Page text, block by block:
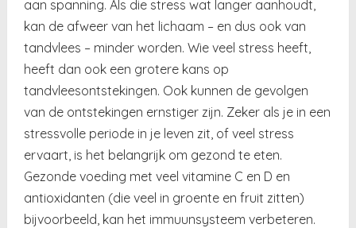
aan spanning. Als die stress wat langer aanhoudt,
kan de afweer van het lichaam – en dus ook van
tandvlees – minder worden. Wie veel stress heeft,
heeft dan ook een grotere kans op
tandvleesontstekingen. Ook kunnen de gevolgen
van de ontstekingen ernstiger zijn. Zeker als je in een
stressvolle periode in je leven zit, of veel stress
ervaart, is het belangrijk om gezond te eten.
Gezonde voeding met veel vitamine C en D en
antioxidanten (die veel in groente en fruit zitten)
bijvoorbeeld, kan het immuunsysteem verbeteren.